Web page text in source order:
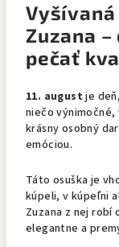
Vyšívaná
Zuzana
pečať
11. august je
niečo výnimočné,
krásny osobný
emóciou.
Táto osuška je
kúpeli, v kúpeľni
Zuzana z nej
elegantne a